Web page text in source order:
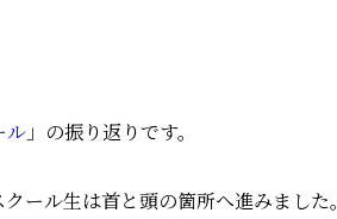
ル 」の振り返りです。
ール生は首と頭の箇所へ進みました。